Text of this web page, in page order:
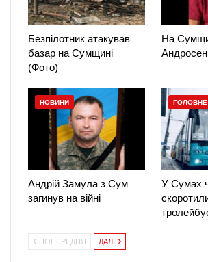
Безпілотник атакував
базар на Сумщині
(Фото)
На
НОВИНИ
Андрій Замула з Сум
загинув на війні
ГОЛОВНЕ
У Сумах
ПОПЕРЕДНЯ ДАЛІ